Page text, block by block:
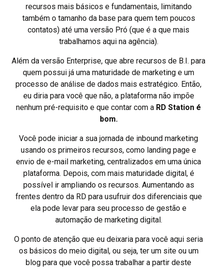
recursos mais básicos e fundamentais, limitando
também o tamanho da base para quem tem poucos
contatos) até uma versão Pró (que é a que mais
trabalhamos aqui na agência).
Além da versão Enterprise, que abre recursos de B.I. para
quem possui já uma maturidade de marketing e um
processo de análise de dados mais estratégico. Então,
eu diria para você que não, a plataforma não impõe
nenhum pré-requisito e que contar com a RD Station é
bom.
Você pode iniciar a sua jornada de inbound marketing
usando os primeiros recursos, como landing page e
envio de e-mail marketing, centralizados em uma única
plataforma. Depois, com mais maturidade digital, é
possível ir ampliando os recursos. Aumentando as
frentes dentro da RD para usufruir dos diferenciais que
ela pode levar para seu processo de gestão e
automação de marketing digital.
O ponto de atenção que eu deixaria para você aqui seria
os básicos do meio digital, ou seja, ter um site ou um
blog para que você possa trabalhar a partir deste